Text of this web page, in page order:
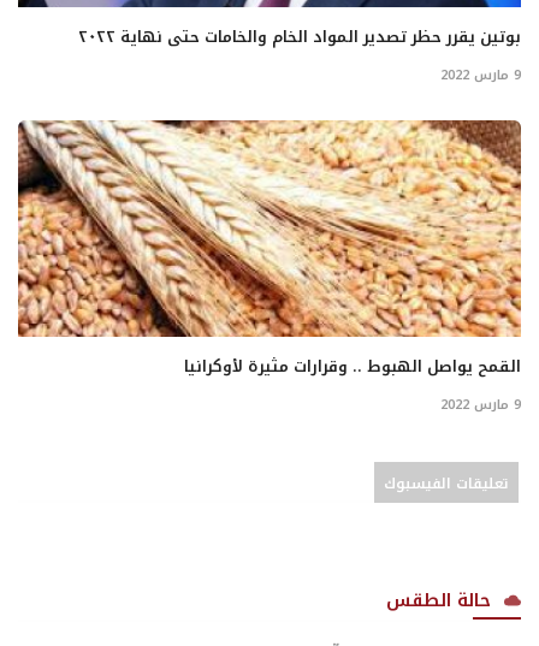
بوتين يقرر حظر تصدير المواد الخام والخامات حتى نهاية ٢٠٢٢
9 مارس 2022
القمح يواصل الهبوط .. وقرارات مثيرة لأوكرانيا
9 مارس 2022
تعليقات الفيسبوك
حالة الطقس